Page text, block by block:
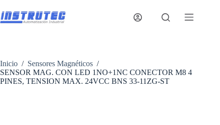
al
contenido
Inicio / Sensores Magnéticos /
SENSOR MAG. CON LED 1NO+1NC CONECTOR M8 4
PINES, TENSION MAX. 24VCC BNS 33-11ZG-ST